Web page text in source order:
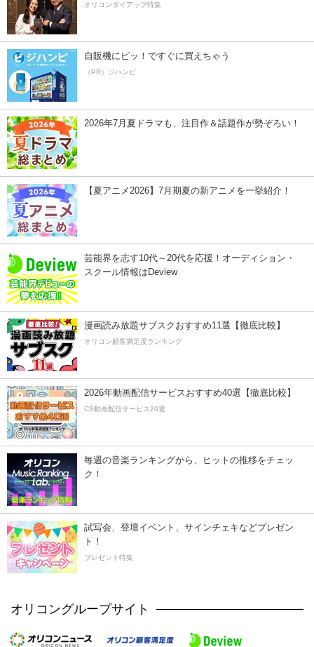
オリコンタイアップ特集
自販機にピッ！ですぐに買えちゃう
（PR）ジハンピ
2026年7月夏ドラマも、注目作＆話題作が勢ぞろい！
【夏アニメ2026】7月期夏の新アニメを一挙紹介！
芸能界を志す10代～20代を応援！オーディション・
スクール情報はDeview
漫画読み放題サブスクおすすめ11選【徹底比較】
オリコン顧客満足度ランキング
2026年動画配信サービスおすすめ40選【徹底比較】
CS動画配信サービス20選
毎週の音楽ランキングから、ヒットの推移をチェッ
ク！
試写会、登壇イベント、サインチェキなどプレゼン
ト！
プレゼント特集
オリコングループサイト